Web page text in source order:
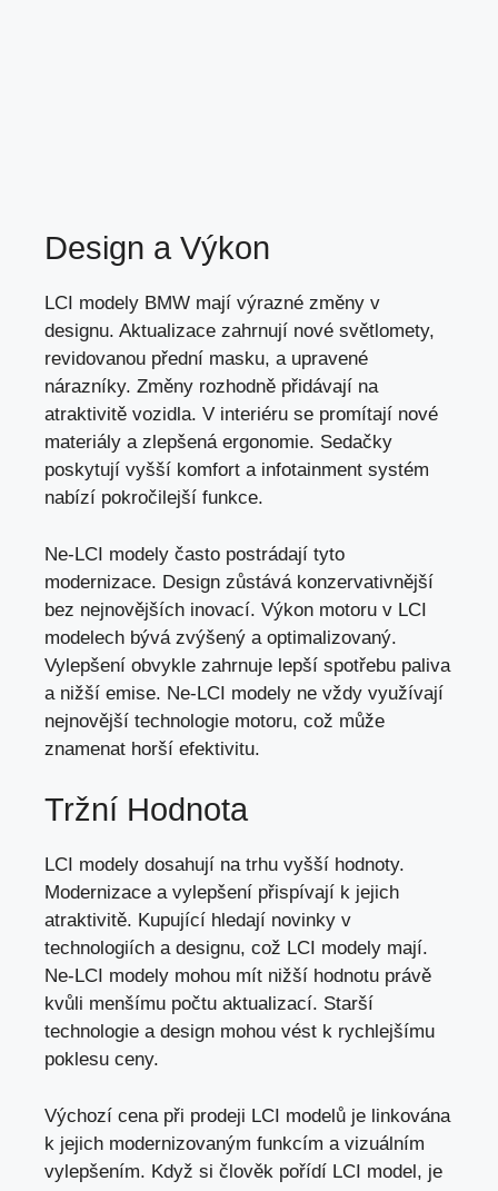
Design a Výkon
LCI modely BMW mají výrazné změny v
designu. Aktualizace zahrnují nové světlomety,
revidovanou přední masku, a upravené
nárazníky. Změny rozhodně přidávají na
atraktivitě vozidla. V interiéru se promítají nové
materiály a zlepšená ergonomie. Sedačky
poskytují vyšší komfort a infotainment systém
nabízí pokročilejší funkce.
Ne-LCI modely často postrádají tyto
modernizace. Design zůstává konzervativnější
bez nejnovějších inovací. Výkon motoru v LCI
modelech bývá zvýšený a optimalizovaný.
Vylepšení obvykle zahrnuje lepší spotřebu paliva
a nižší emise. Ne-LCI modely ne vždy využívají
nejnovější technologie motoru, což může
znamenat horší efektivitu.
Tržní Hodnota
LCI modely dosahují na trhu vyšší hodnoty.
Modernizace a vylepšení přispívají k jejich
atraktivitě. Kupující hledají novinky v
technologiích a designu, což LCI modely mají.
Ne-LCI modely mohou mít nižší hodnotu právě
kvůli menšímu počtu aktualizací. Starší
technologie a design mohou vést k rychlejšímu
poklesu ceny.
Výchozí cena při prodeji LCI modelů je linkována
k jejich modernizovaným funkcím a vizuálním
vylepšením. Když si člověk pořídí LCI model, je